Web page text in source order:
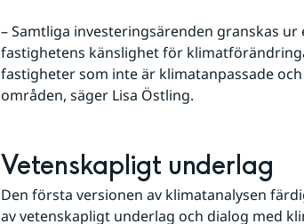
– Samtliga investeringsärenden granskas
fastighetens känslighet för
fastigheter som inte är klimatanpassade
områden, säger Lisa Östling.
Vetenskapligt underlag
Den första versionen av klimatanalysen
av vetenskapligt underlag och dialog med